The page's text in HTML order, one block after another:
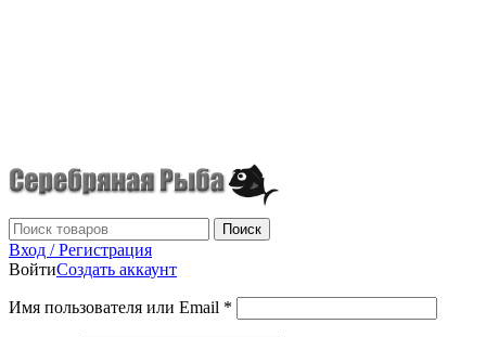
Поиск
Вход / Регистрация
ВойтиСоздать аккаунт
Имя пользователя или Email *